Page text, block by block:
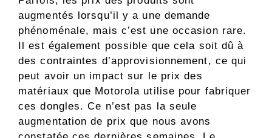
augmentés lorsqu’il y a une demande
phénoménale, mais c’est une occasion rare.
Il est également possible que cela soit dû à
des contraintes d’approvisionnement, ce qui
peut avoir un impact sur le prix des
matériaux que Motorola utilise pour fabriquer
ces dongles. Ce n’est pas la seule
augmentation de prix que nous avons